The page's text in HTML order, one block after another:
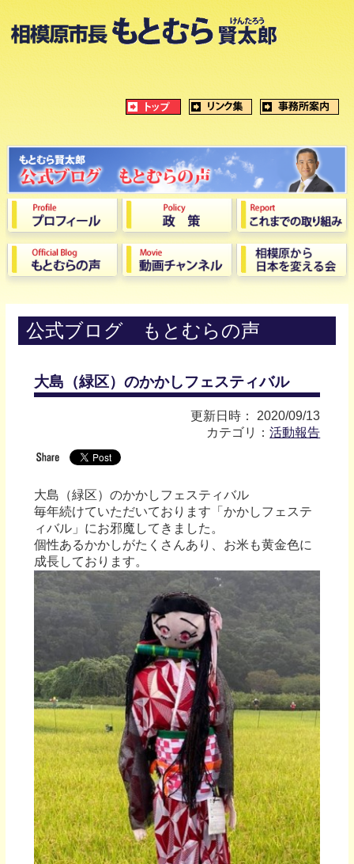
公式ブログ もとむらの声
大島（緑区）のかかしフェスティバル
更新日時： 2020/09/13
カテゴリ：活動報告
大島（緑区）のかかしフェスティバル
毎年続けていただいております「かかしフェステ
ィバル」にお邪魔してきました。
個性あるかかしがたくさんあり、お米も黄金色に
成長しております。